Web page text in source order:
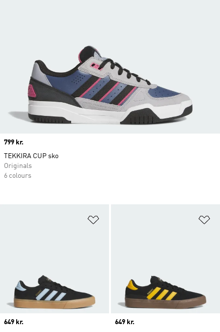
Price
649 kr.
Price
649 kr.
Price
799 kr.
TEKKIRA CUP sko
Originals
6 colours